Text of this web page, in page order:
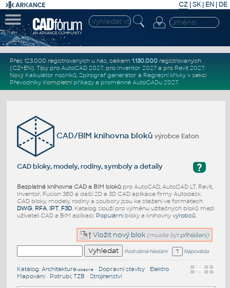
CZ | SK| EN | DE
Přes 123.000 registrovaných u nás, celkem 1.130.000registrovaných
(CZ+EN). Tipy pro AutoCAD 2027, pro Inventor 2027a pro Revit 2027.
Nový Kalkulátor nosníků, Spirograf generátor a Regresní křivkyv sekci
Převodníky. Kompletní příkazya proměnné AutoCADu 2027.
CAD/BIM knihovna blokůvýrobce Eaton
?
CAD bloky, modely, rodiny, symboly a detaily
Bezplatná knihovna CAD a BIM blokůpro AutoCAD, AutoCAD LT, Revit,
Inventor, Fusion 360 a další 2D a 3D CAD aplikace firmy Autodesk.
CAD bloky, modely, rodiny a soubory jsou ke stažení ve formátech
DWG, RFA, IPT, F3D. Katalog slouží pro výměnu užitečných bloků mezi
uživateli CAD a BIM aplikací. Populárníbloky a knihovny výrobců.
Vložit nový blok (musíte být přihlášeni)
Podrobné hledání Nápověda
Katalog: Architektura/obecné• Dopravní stavby• Elektro•
Mapování• Potrubí, TZB • Strojírenství